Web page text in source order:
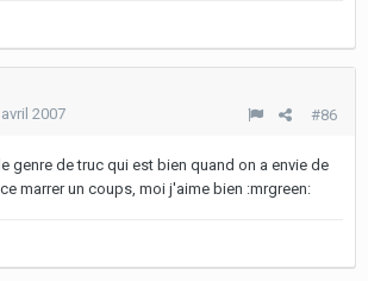
#86
2007
genre de truc qui est bien quand on a envie de
marrer un coups, moi j'aime bien :mrgreen: